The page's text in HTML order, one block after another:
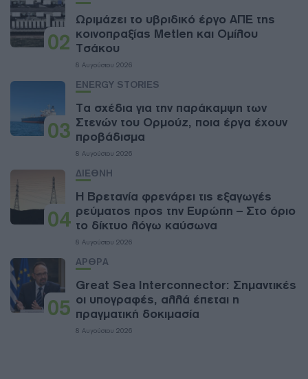
02
Ωριμάζει το υβριδικό έργο ΑΠΕ της
κοινοπραξίας Metlen και Ομίλου
Τσάκου
8 Αυγούστου 2026
03
ENERGY STORIES
Τα σχέδια για την παράκαμψη των
Στενών του Ορμούζ, ποια έργα έχουν
προβάδισμα
8 Αυγούστου 2026
04
ΔΙΕΘΝΗ
Η Βρετανία φρενάρει τις εξαγωγές
ρεύματος προς την Ευρώπη – Στο όριο
το δίκτυο λόγω καύσωνα
8 Αυγούστου 2026
05
ΑΡΘΡΑ
Great Sea Interconnector: Σημαντικές
οι υπογραφές, αλλά έπεται η
πραγματική δοκιμασία
8 Αυγούστου 2026